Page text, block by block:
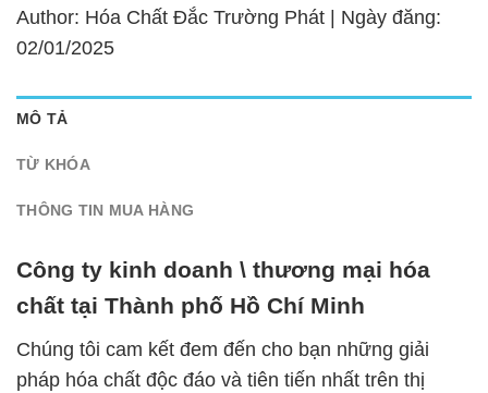
Author: Hóa Chất Đắc Trường Phát | Ngày đăng:
02/01/2025
MÔ TẢ
TỪ KHÓA
THÔNG TIN MUA HÀNG
Công ty kinh doanh \ thương mại hóa
chất tại Thành phố Hồ Chí Minh
Chúng tôi cam kết đem đến cho bạn những giải
pháp hóa chất độc đáo và tiên tiến nhất trên thị